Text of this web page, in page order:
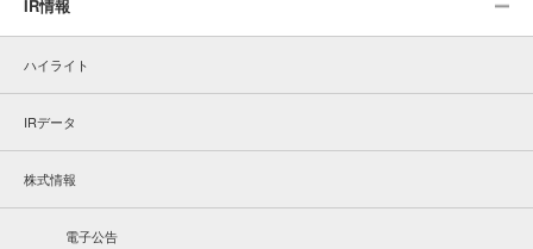
IR情報
ハイライト
IRデータ
株式情報
電子公告